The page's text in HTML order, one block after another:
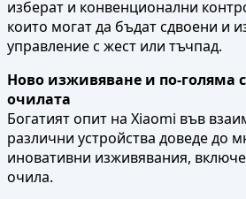
изберат и конвенционални
които могат да бъдат сдвоени и
управление с жест или тъчпад.
Ново изживяване и по-голяма
очилата
Богатият опит на Xiaomi във
различни устройства доведе до
иновативни изживявания,
очила.